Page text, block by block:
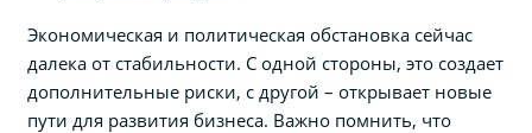
Экономическая и политическая обстановка сейчас
далека от стабильности. С одной стороны, это создает
дополнительные риски, с другой – открывает новые
пути для развития бизнеса. Важно помнить, что